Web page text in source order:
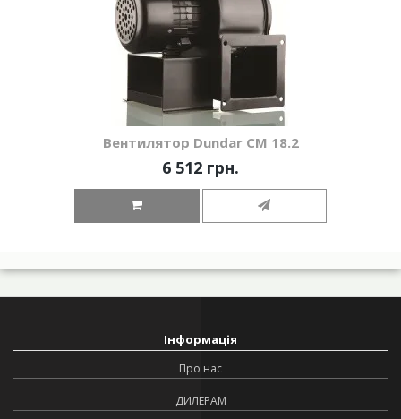
Вентилятор Dundar СМ 18.2
6 512 грн.
Інформація
Про нас
ДИЛЕРАМ